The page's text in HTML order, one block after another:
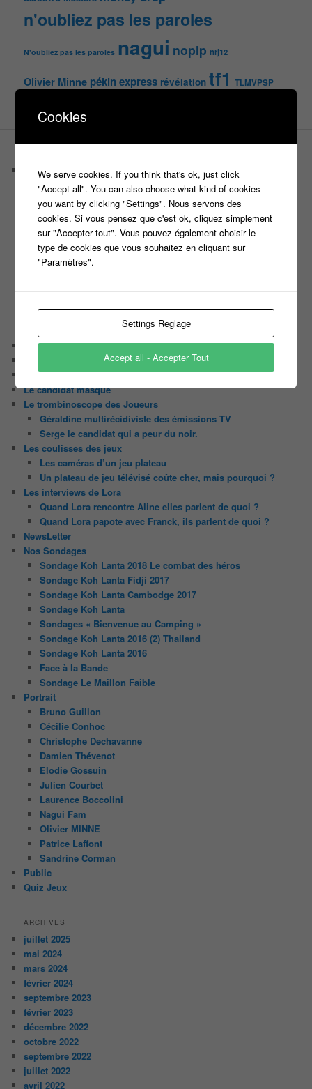
n'oubliez pas les paroles
N'oubliez pas les paroles nagui noplp nrj12
Olivier Minne pékin express révélation tf1 TLMVPSP
Castings
C’est quoi un casteur ?
C’est quoi un directeur de casting ?
Harry
Motus
Slam
C’est quoi un casting ?
Tout le monde veut prendre sa place
Chaine Youtube
Il était une fois ….
Le candidat masqué
Le trombinoscope des Joueurs
Géraldine multirécidiviste des émissions TV
Serge le candidat qui a peur du noir.
Les coulisses des jeux
Les caméras d’un jeu plateau
Un plateau de jeu télévisé coûte cher, mais pourquoi ?
Les interviews de Lora
Quand Lora rencontre Aline elles parlent de quoi ?
Quand Lora papote avec Franck, ils parlent de quoi ?
NewsLetter
Nos Sondages
Sondage Koh Lanta 2018 Le combat des héros
Sondage Koh Lanta Fidji 2017
Sondage Koh Lanta Cambodge 2017
Sondage Koh Lanta
Sondages « Bienvenue au Camping »
Sondage Koh Lanta 2016 (2) Thailand
Sondage Koh Lanta 2016
Face à la Bande
Sondage Le Maillon Faible
Portrait
Bruno Guillon
Cécilie Conhoc
Christophe Dechavanne
Damien Thévenot
Elodie Gossuin
Julien Courbet
Laurence Boccolini
Nagui Fam
Olivier MINNE
Patrice Laffont
Sandrine Corman
Public
Quiz Jeux
ARCHIVES
juillet 2025
mai 2024
mars 2024
février 2024
septembre 2023
février 2023
décembre 2022
octobre 2022
septembre 2022
juillet 2022
avril 2022
Cookies
We serve cookies. If you think that's ok, just click
"Accept all". You can also choose what kind of cookies
you want by clicking "Settings". Nous servons des
cookies. Si vous pensez que c'est ok, cliquez simplement
sur "Accepter tout". Vous pouvez également choisir le
type de cookies que vous souhaitez en cliquant sur
"Paramètres".
Settings Reglage
Accept all - Accepter Tout